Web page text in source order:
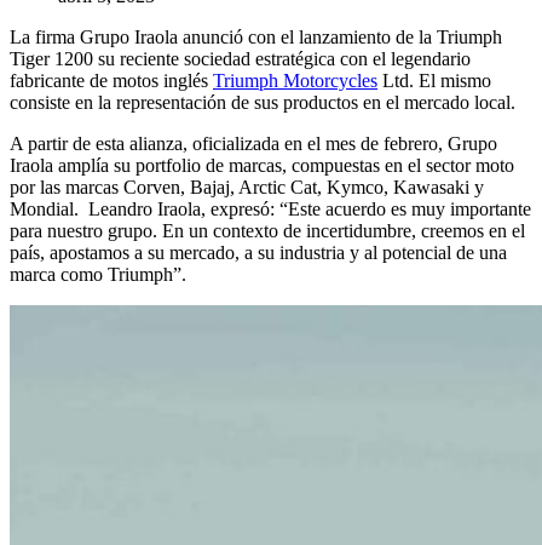
La firma Grupo Iraola anunció con el lanzamiento de la Triumph
Tiger 1200 su reciente sociedad estratégica con el legendario
fabricante de motos inglés Triumph Motorcycles Ltd. El mismo
consiste en la representación de sus productos en el mercado local.
A partir de esta alianza, oficializada en el mes de febrero, Grupo
Iraola amplía su portfolio de marcas, compuestas en el sector moto
por las marcas Corven, Bajaj, Arctic Cat, Kymco, Kawasaki y
Mondial. Leandro Iraola, expresó: “Este acuerdo es muy importante
para nuestro grupo. En un contexto de incertidumbre, creemos en el
país, apostamos a su mercado, a su industria y al potencial de una
marca como Triumph”.